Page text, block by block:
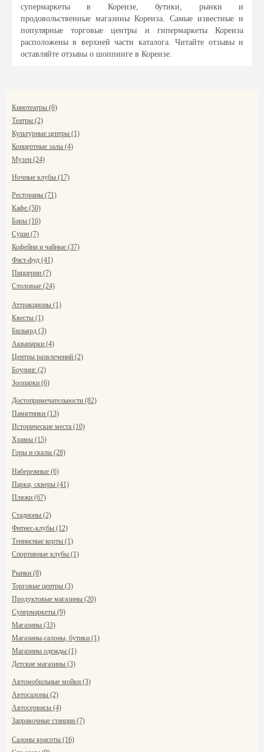
супермаркеты в Кореизе, бутики, рынки и
продовольственные магазины Кореиза. Самые известные и
популярные торговые центры и гипермаркеты Кореиза
расположены в верхней части каталога. Читайте отзывы и
оставляйте отзывы о шоппинге в Кореизе.
Кинотеатры (6)
Театры (2)
Культурные центры (1)
Концертные залы (4)
Музеи (24)
Ночные клубы (17)
Рестораны (71)
Кафе (50)
Бары (16)
Суши (7)
Кофейни и чайные (37)
Фаст-фуд (41)
Пиццерии (7)
Столовые (24)
Аттракционы (1)
Квесты (1)
Бильярд (3)
Аквапарки (4)
Центры развлечений (2)
Боулинг (2)
Зоопарки (6)
Достопримечательности (82)
Памятники (13)
Исторические места (10)
Храмы (15)
Горы и скалы (28)
Набережные (6)
Парки, скверы (41)
Пляжи (67)
Стадионы (2)
Фитнес-клубы (12)
Теннисные корты (1)
Спортивные клубы (1)
Рынки (8)
Торговые центры (3)
Продуктовые магазины (20)
Супермаркеты (9)
Магазины (33)
Магазины-салоны, бутики (1)
Магазины одежды (1)
Детские магазины (3)
Автомобильные мойки (3)
Автосалоны (2)
Автосервисы (4)
Заправочные станции (7)
Салоны красоты (16)